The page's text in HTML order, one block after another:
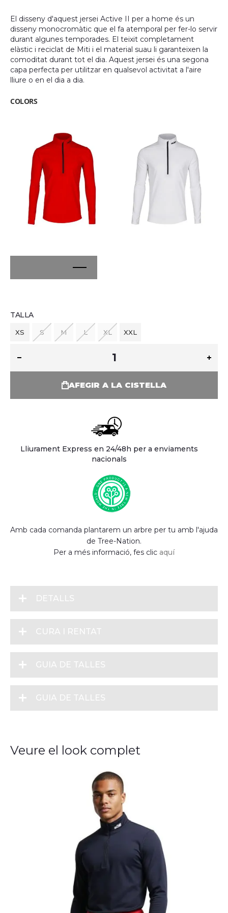
El disseny d'aquest jersei Active II per a home és un
disseny monocromàtic que el fa atemporal per fer-lo servir
durant algunes temporades. El teixit completament
elàstic i reciclat de Miti i el material suau li garanteixen la
comoditat durant tot el dia. Aquest jersei és una segona
capa perfecta per utilitzar en qualsevol activitat a l'aire
lliure o en el dia a dia.
COLORS
TALLA
XS S M L XL XXL
AFEGIR A LA CISTELLA
Lliurament Express en 24/48h per a enviaments
nacionals
Amb cada comanda plantarem un arbre per tu amb l'ajuda
de Tree-Nation.
Per a més informació, fes clic aquí
DETALLS
CURA I RENTAT
GUIA DE TALLES
GUIA DE TALLES
Veure el look complet